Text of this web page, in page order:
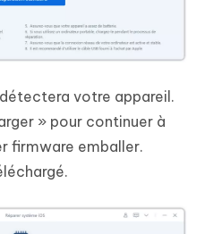
votre appareil.
» pour continuer à
firmware emballer.